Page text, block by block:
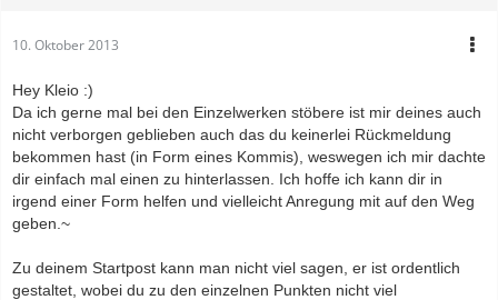
10. Oktober 2013
Hey Kleio :)
Da ich gerne mal bei den Einzelwerken stöbere ist mir deines auch
nicht verborgen geblieben auch das du keinerlei Rückmeldung
bekommen hast (in Form eines Kommis), weswegen ich mir dachte
dir einfach mal einen zu hinterlassen. Ich hoffe ich kann dir in
irgend einer Form helfen und vielleicht Anregung mit auf den Weg
geben.~
Zu deinem Startpost kann man nicht viel sagen, er ist ordentlich
gestaltet, wobei du zu den einzelnen Punkten nicht viel